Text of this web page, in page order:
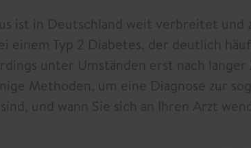
ist in Deutschland weit verbreitet und
einem Typ 2 Diabetes, der deutlich
unter Umständen erst nach
Methoden, um eine Diagnose zur
und wann Sie sich an Ihren Arzt